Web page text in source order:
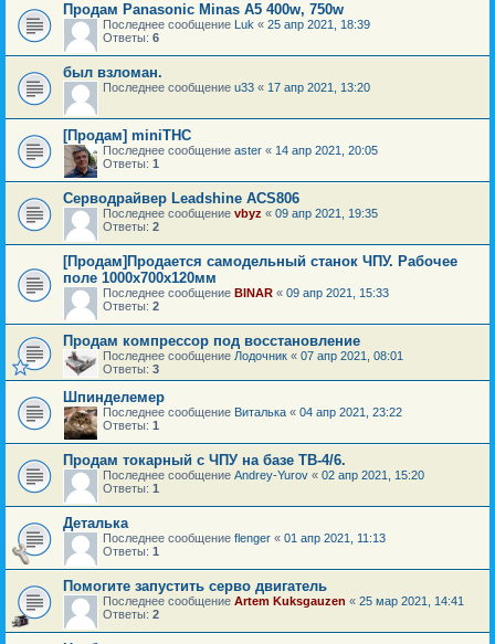
Продам Panasonic Minas A5 400w, 750w
Последнее сообщение Luk « 25 апр 2021, 18:39
Ответы: 6
был взломан.
Последнее сообщение u33 « 17 апр 2021, 13:20
[Продам] miniTHC
Последнее сообщение aster « 14 апр 2021, 20:05
Ответы: 1
Серводрайвер Leadshine ACS806
Последнее сообщение vbyz « 09 апр 2021, 19:35
Ответы: 2
[Продам]Продается самодельный станок ЧПУ. Рабочее
поле 1000х700х120мм
Последнее сообщение BINAR « 09 апр 2021, 15:33
Ответы: 2
Продам компрессор под восстановление
Последнее сообщение Лодочник « 07 апр 2021, 08:01
Ответы: 3
Шпинделемер
Последнее сообщение Виталька « 04 апр 2021, 23:22
Ответы: 1
Продам токарный с ЧПУ на базе ТВ-4/6.
Последнее сообщение Andrey-Yurov « 02 апр 2021, 15:20
Ответы: 1
Деталька
Последнее сообщение flenger « 01 апр 2021, 11:13
Ответы: 1
Помогите запустить серво двигатель
Последнее сообщение Artem Kuksgauzen « 25 мар 2021, 14:41
Ответы: 2